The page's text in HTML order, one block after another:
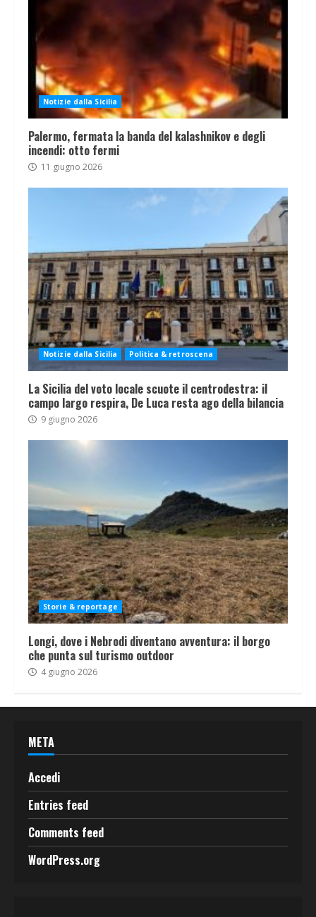
Notizie dalla Sicilia
Palermo, fermata la banda del kalashnikov e degli
incendi: otto fermi
11 giugno 2026
Notizie dalla Sicilia Politica & retroscena
La Sicilia del voto locale scuote il centrodestra: il
campo largo respira, De Luca resta ago della bilancia
9 giugno 2026
Storie & reportage
Longi, dove i Nebrodi diventano avventura: il borgo
che punta sul turismo outdoor
4 giugno 2026
META
Accedi
Entries feed
Comments feed
WordPress.org